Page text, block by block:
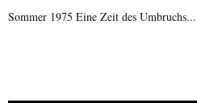
Sommer 1975 Eine Zeit des Umbruchs...